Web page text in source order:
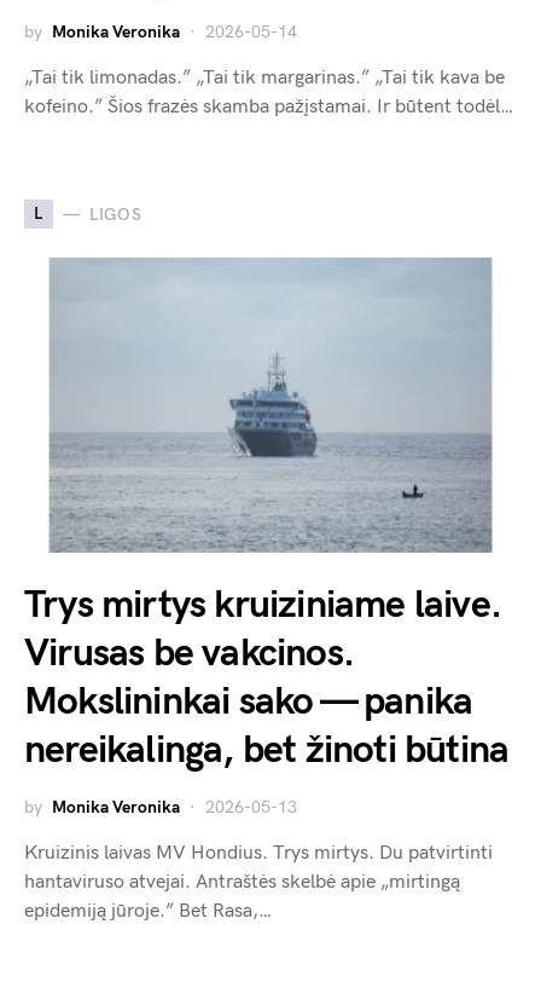
by Monika Veronika 2026-05-14
„Tai tik limonadas.” „Tai tik margarinas.” „Tai tik kava be
kofeino.” Šios frazės skamba pažįstamai. Ir būtent todėl…
L LIGOS
Trys mirtys kruiziniame laive.
Virusas be vakcinos.
Mokslininkai sako — panika
nereikalinga, bet žinoti būtina
by Monika Veronika 2026-05-13
Kruizinis laivas MV Hondius. Trys mirtys. Du patvirtinti
hantaviruso atvejai. Antraštės skelbė apie „mirtingą
epidemiją jūroje.” Bet Rasa,…